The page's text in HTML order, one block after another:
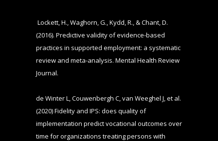
Lockett, H., Waghorn, G., Kydd, R., & Chant, D.
(2016). Predictive validity of evidence-based
practices in supported employment: a systematic
review and meta-analysis. Mental Health Review
Journal.
de Winter L, Couwenbergh C, van Weeghel J, et al.
(2020) Fidelity and IPS: does quality of
implementation predict vocational outcomes over
time for organizations treating persons with